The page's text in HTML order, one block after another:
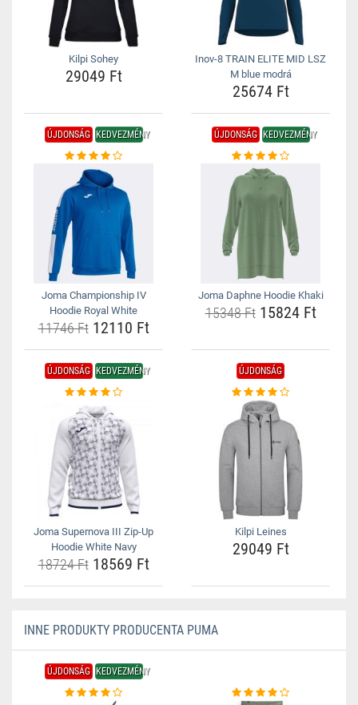
Kilpi Sohey
29049 Ft
Inov-8 TRAIN ELITE MID LSZ
M blue modrá
25674 Ft
ÚJDONSÁG KEDVEZMÉNY
Joma Championship IV
Hoodie Royal White
11746 Ft12110 Ft
ÚJDONSÁG KEDVEZMÉNY
Joma Daphne Hoodie Khaki
15348 Ft15824 Ft
ÚJDONSÁG KEDVEZMÉNY
Joma Supernova III Zip-Up
Hoodie White Navy
18724 Ft18569 Ft
ÚJDONSÁG
Kilpi Leines
29049 Ft
INNE PRODUKTY PRODUCENTA PUMA
ÚJDONSÁG KEDVEZMÉNY